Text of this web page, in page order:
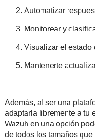
Automatizar
Monitorear y
Visualizar el estado
Mantenerte
Además, al ser una
adaptarla libremente a tu
Wazuh en una opción
de todos los tamaños